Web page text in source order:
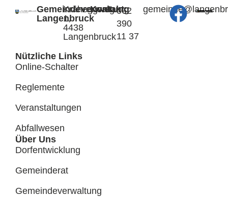
Gemeindeverwaltung
Langenbruck
Kräheggweg
1,
4438
Langenbruck
Kontakt:
062
390
11 37
@edniemeg
Nützliche Links
Online-Schalter
Reglemente
Veranstaltungen
Abfallwesen
Über Uns
Dorfentwicklung
Gemeinderat
Gemeindeverwaltung